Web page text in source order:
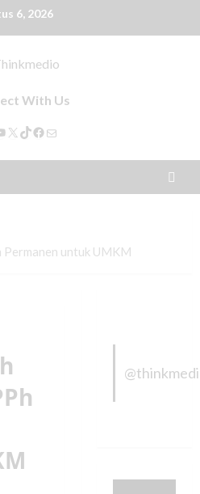
6, 2026
With Us
Permanen untuk UMKM